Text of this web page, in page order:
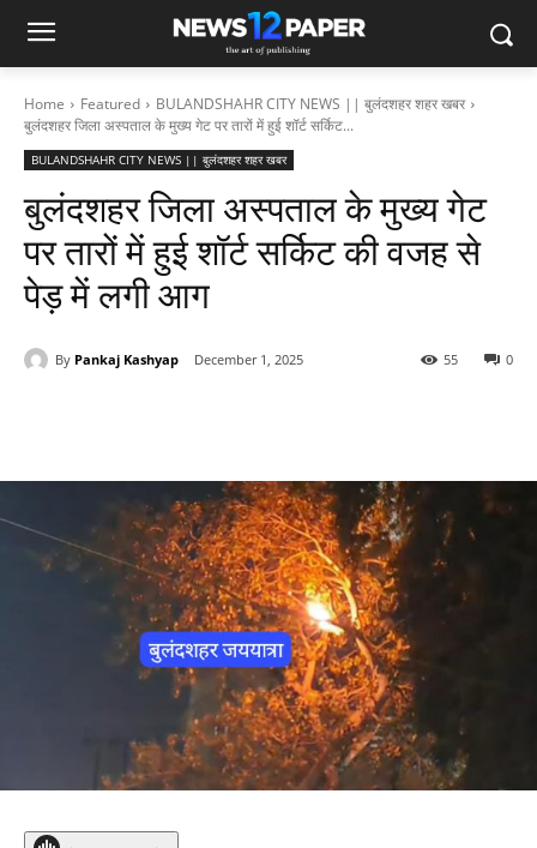
Home Featured
BULANDSHAHR CITY NEWS || बुलंदशहर शहर खबर
बुलंदशहर जिला अस्पताल के मुख्य गेट पर तारों में हुई शॉर्ट सर्किट...
BULANDSHAHR CITY NEWS || बुलंदशहर शहर खबर
बुलंदशहर जिला अस्पताल के मुख्य गेट
पर तारों में हुई शॉर्ट सर्किट की वजह से
पेड़ में लगी आग
By Pankaj Kashyap December 1, 2025 0
55